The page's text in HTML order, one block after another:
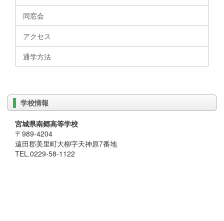
同窓会
アクセス
通学方法
学校情報
宮城県南郷高等学校
〒989-4204
遠田郡美里町大柳字天神原7番地
TEL.0229-58-1122